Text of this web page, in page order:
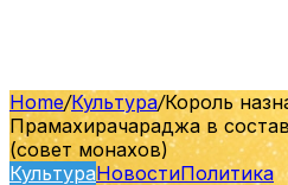
Home/Культура/Король
Прамахирачараджа в
(совет монахов)
КультураНовостиПолитика